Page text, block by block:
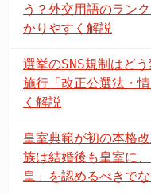
う？外交用語のラン
かりやすく解説
選挙のSNS規制はど
施行「改正公選法・
く解説
皇室典範が初の本格
族は結婚後も皇室に
皇」を認めるべきで